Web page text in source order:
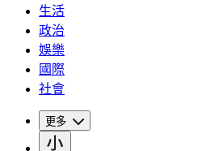
生活
政治
娛樂
國際
社會
更多